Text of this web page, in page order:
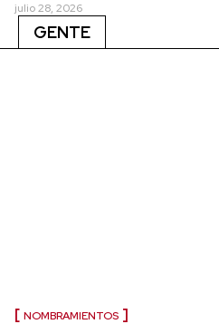
julio 28, 2026
GENTE
NOMBRAMIENTOS